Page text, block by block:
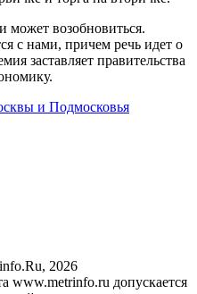
может возобновиться.
с нами, причем речь идет о
заставляет правительства
и Подмосковья
2026
www.metrinfo.ru допускается